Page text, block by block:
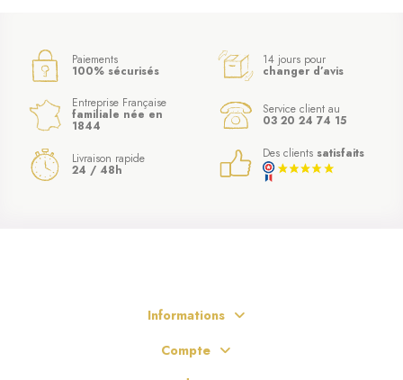
Paiements
100% sécurisés
14 jours pour
changer d’avis
Entreprise Française
familiale née en
1844
Service client au
03 20 24 74 15
Livraison rapide
24 / 48h
Des clients satisfaits
Informations
Compte